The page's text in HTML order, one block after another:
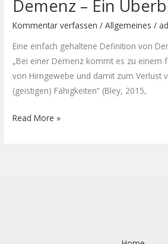
Demenz – Ein
Kommentar verfassen /Allgemeines /
Eine einfach gehaltene Definition von
„Bei einer Demenz kommt es zu einem
von Hirngewebe und damit zum Verlust
(geistigen) Fähigkeiten“ (Bley, 2015,
Read More »